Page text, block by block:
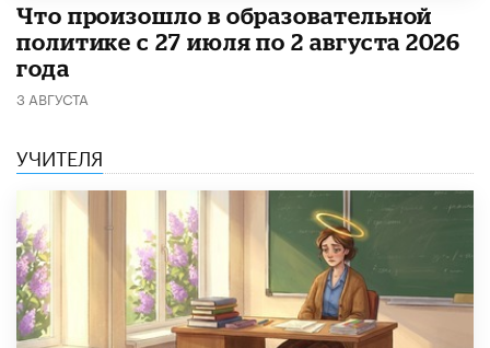
​Что произошло в образовательной
политике с 27 июля по 2 августа 2026
года
3 АВГУСТА
УЧИТЕЛЯ